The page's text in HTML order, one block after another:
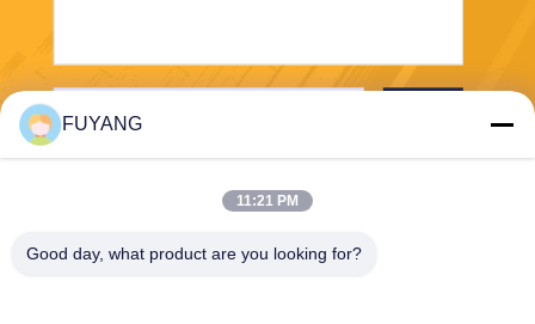
FUYANG
11:21 PM
Good day, what product are you looking for?